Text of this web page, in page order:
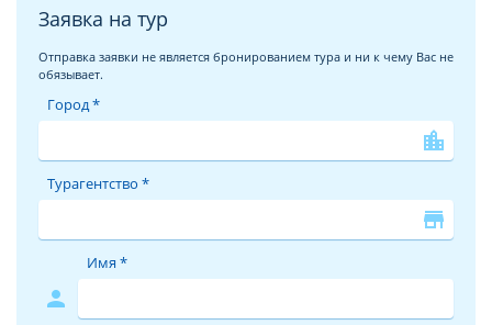
Заявка на тур
Отправка заявки не является бронированием тура и ни к чему Вас не
обязывает.
Город *
location_city
Турагентство *
store
person
Имя *